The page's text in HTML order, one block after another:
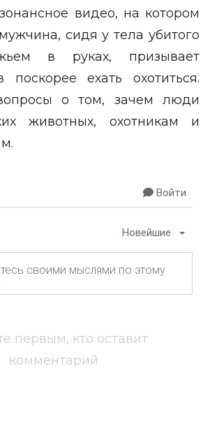
видео, на котором
сидя у тела убитого
в руках, призывает
поскорее ехать охотиться.
о том, зачем люди
животных, охотникам и
Войти
Новейшие
первым, кто оставит
комментарий